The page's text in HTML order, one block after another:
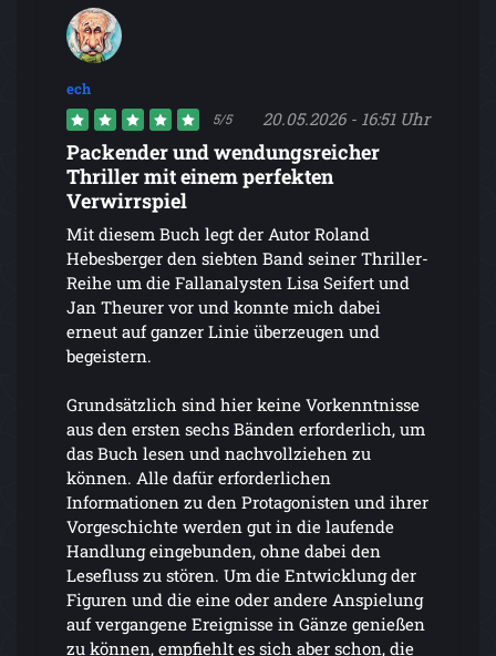
ech
5/5 20.05.2026 - 16:51 Uhr
Packender und wendungsreicher
Thriller mit einem perfekten
Verwirrspiel
Mit diesem Buch legt der Autor Roland
Hebesberger den siebten Band seiner Thriller-
Reihe um die Fallanalysten Lisa Seifert und
Jan Theurer vor und konnte mich dabei
erneut auf ganzer Linie überzeugen und
begeistern.
Grundsätzlich sind hier keine Vorkenntnisse
aus den ersten sechs Bänden erforderlich, um
das Buch lesen und nachvollziehen zu
können. Alle dafür erforderlichen
Informationen zu den Protagonisten und ihrer
Vorgeschichte werden gut in die laufende
Handlung eingebunden, ohne dabei den
Lesefluss zu stören. Um die Entwicklung der
Figuren und die eine oder andere Anspielung
auf vergangene Ereignisse in Gänze genießen
zu können, empfiehlt es sich aber schon, die